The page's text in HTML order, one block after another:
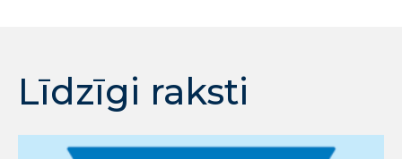
Līdzīgi raksti